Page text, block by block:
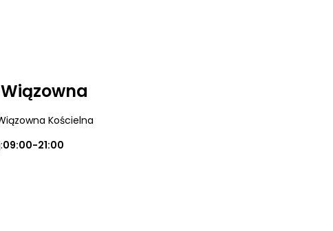
Kościelna
09:00-21:00